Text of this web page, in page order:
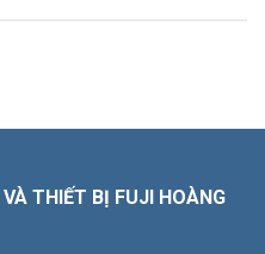
THIẾT BỊ FUJI HOÀNG